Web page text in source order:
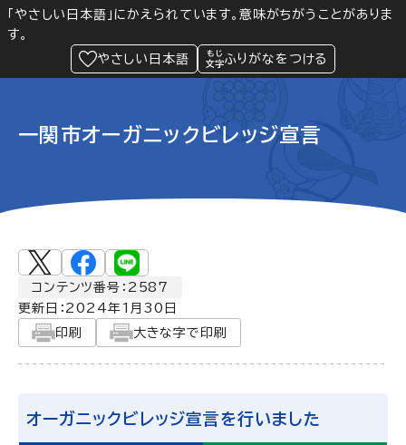
「やさしい日本語」にかえられています。意味がちがうことがありま
す。
やさしい日本語
ふりがなをつける
Language 閲覧支援
緊急情報
一関市オーガニックビレッジ宣言
コンテンツ番号：2587
更新日： 2024年1月30日
印刷
大きな字で印刷
オーガニックビレッジ宣言を行いました